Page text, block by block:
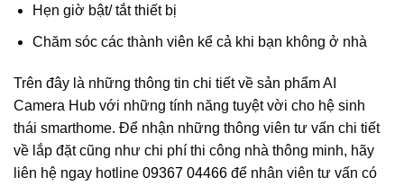
Hẹn giờ bật/ tắt thiết bị
Chăm sóc các thành viên kể cả khi bạn không ở nhà
Trên đây là những thông tin chi tiết về sản phẩm AI
Camera Hub với những tính năng tuyệt vời cho hệ sinh
thái smarthome. Để nhận những thông viên tư vấn chi tiết
về lắp đặt cũng như chi phí thi công nhà thông minh, hãy
liên hệ ngay hotline 09367 04466 để nhân viên tư vấn có